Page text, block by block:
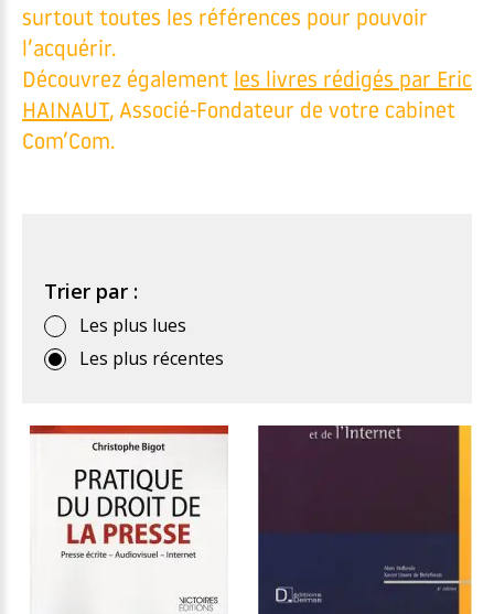
surtout toutes les références pour pouvoir
l’acquérir.
Découvrez également les livres rédigés par Eric
HAINAUT , Associé-Fondateur de votre cabinet
Com’Com.
Trier par :
Les plus lues
Les plus récentes